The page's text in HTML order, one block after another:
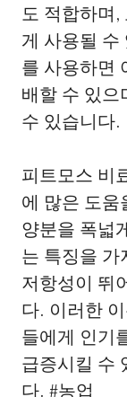
도 적합하며,
게 사용될 수
를 사용하면
배할 수 있으
수 있습니다.
피트모스 비
에 많은 도움
양분을 폭넓
는 특징을 가
저항성이 뛰
다. 이러한
들에게 인기
급증시킬 수
다. #농업